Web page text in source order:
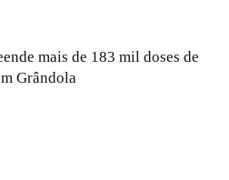
mais de 183 mil doses de
Grândola